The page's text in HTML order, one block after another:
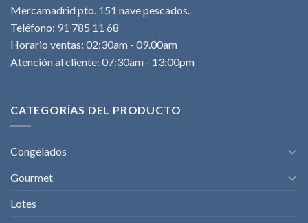
Mercamadrid pto. 151 nave pescados.
Teléfono: 91 785 11 68
Horario ventas: 02:30am - 09.00am
Atención al cliente: 07:30am - 13:00pm
CATEGORÍAS DEL PRODUCTO
Congelados
Gourmet
Lotes